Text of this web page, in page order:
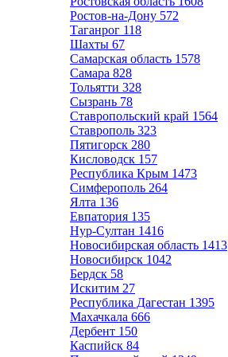
Ростов-на-Дону 572
Таганрог 118
Шахты 67
Самарская область 1578
Самара 828
Тольятти 328
Сызрань 78
Ставропольский край 1564
Ставрополь 323
Пятигорск 280
Кисловодск 157
Республика Крым 1473
Симферополь 264
Ялта 136
Евпатория 135
Нур-Султан 1416
Новосибирская область 1413
Новосибирск 1042
Бердск 58
Искитим 27
Республика Дагестан 1395
Махачкала 666
Дербент 150
Каспийск 84